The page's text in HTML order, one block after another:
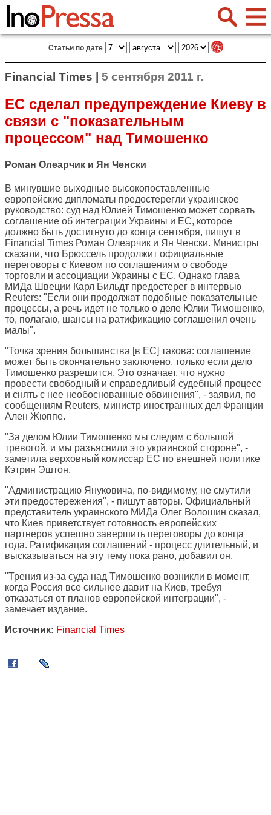
Статьи по дате
Financial Times | 5 сентября 2011 г.
ЕС сделал предупреждение Киеву в
связи с "показательным
процессом" над Тимошенко
Роман Олеарчик и Ян Ченски
В минувшие выходные высокопоставленные
европейские дипломаты предостерегли украинское
руководство: суд над Юлией Тимошенко может сорвать
соглашение об интеграции Украины и ЕС, которое
должно быть достигнуто до конца сентября, пишут в
Financial Times Роман Олеарчик и Ян Ченски. Министры
сказали, что Брюссель продолжит официальные
переговоры с Киевом по соглашениям о свободе
торговли и ассоциации Украины с ЕС. Однако глава
МИДа Швеции Карл Бильдт предостерег в интервью
Reuters: "Если они продолжат подобные показательные
процессы, а речь идет не только о деле Юлии Тимошенко,
то, полагаю, шансы на ратификацию соглашения очень
малы".
"Точка зрения большинства [в ЕС] такова: соглашение
может быть окончательно заключено, только если дело
Тимошенко разрешится. Это означает, что нужно
провести свободный и справедливый судебный процесс
и снять с нее необоснованные обвинения", - заявил, по
сообщениям Reuters, министр иностранных дел Франции
Ален Жюппе.
"За делом Юлии Тимошенко мы следим с большой
тревогой, и мы разъяснили это украинской стороне", -
заметила верховный комиссар ЕС по внешней политике
Кэтрин Эштон.
"Администрацию Януковича, по-видимому, не смутили
эти предостережения", - пишут авторы. Официальный
представитель украинского МИДа Олег Волошин сказал,
что Киев приветствует готовность европейских
партнеров успешно завершить переговоры до конца
года. Ратификация соглашений - процесс длительный, и
высказываться на эту тему пока рано, добавил он.
"Трения из-за суда над Тимошенко возникли в момент,
когда Россия все сильнее давит на Киев, требуя
отказаться от планов европейской интеграции", -
замечает издание.
Источник: Financial Times